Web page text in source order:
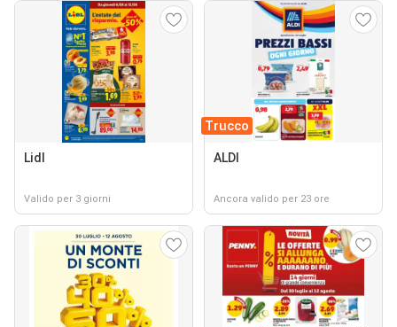
Lidl
Valido per 3 giorni
Trucco
ALDI
Ancora valido per 23 ore